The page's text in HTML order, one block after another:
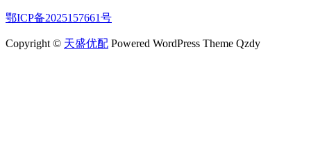
鄂ICP备2025157661号
Copyright © 天盛优配 Powered WordPress Theme Qzdy